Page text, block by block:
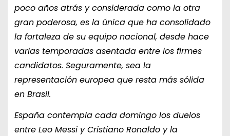
poco años atrás y considerada como la otra
gran poderosa, es la única que ha consolidado
la fortaleza de su equipo nacional, desde hace
varias temporadas asentada entre los firmes
candidatos. Seguramente, sea la
representación europea que resta más sólida
en Brasil.
España contempla cada domingo los duelos
entre Leo Messi y Cristiano Ronaldo y la